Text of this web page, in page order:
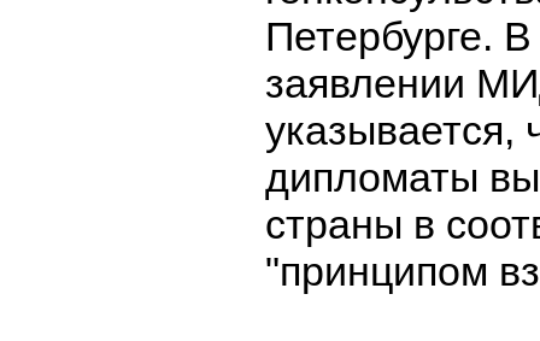
Петербурге.
заявлении
указывается,
дипломаты
страны в
"принципом